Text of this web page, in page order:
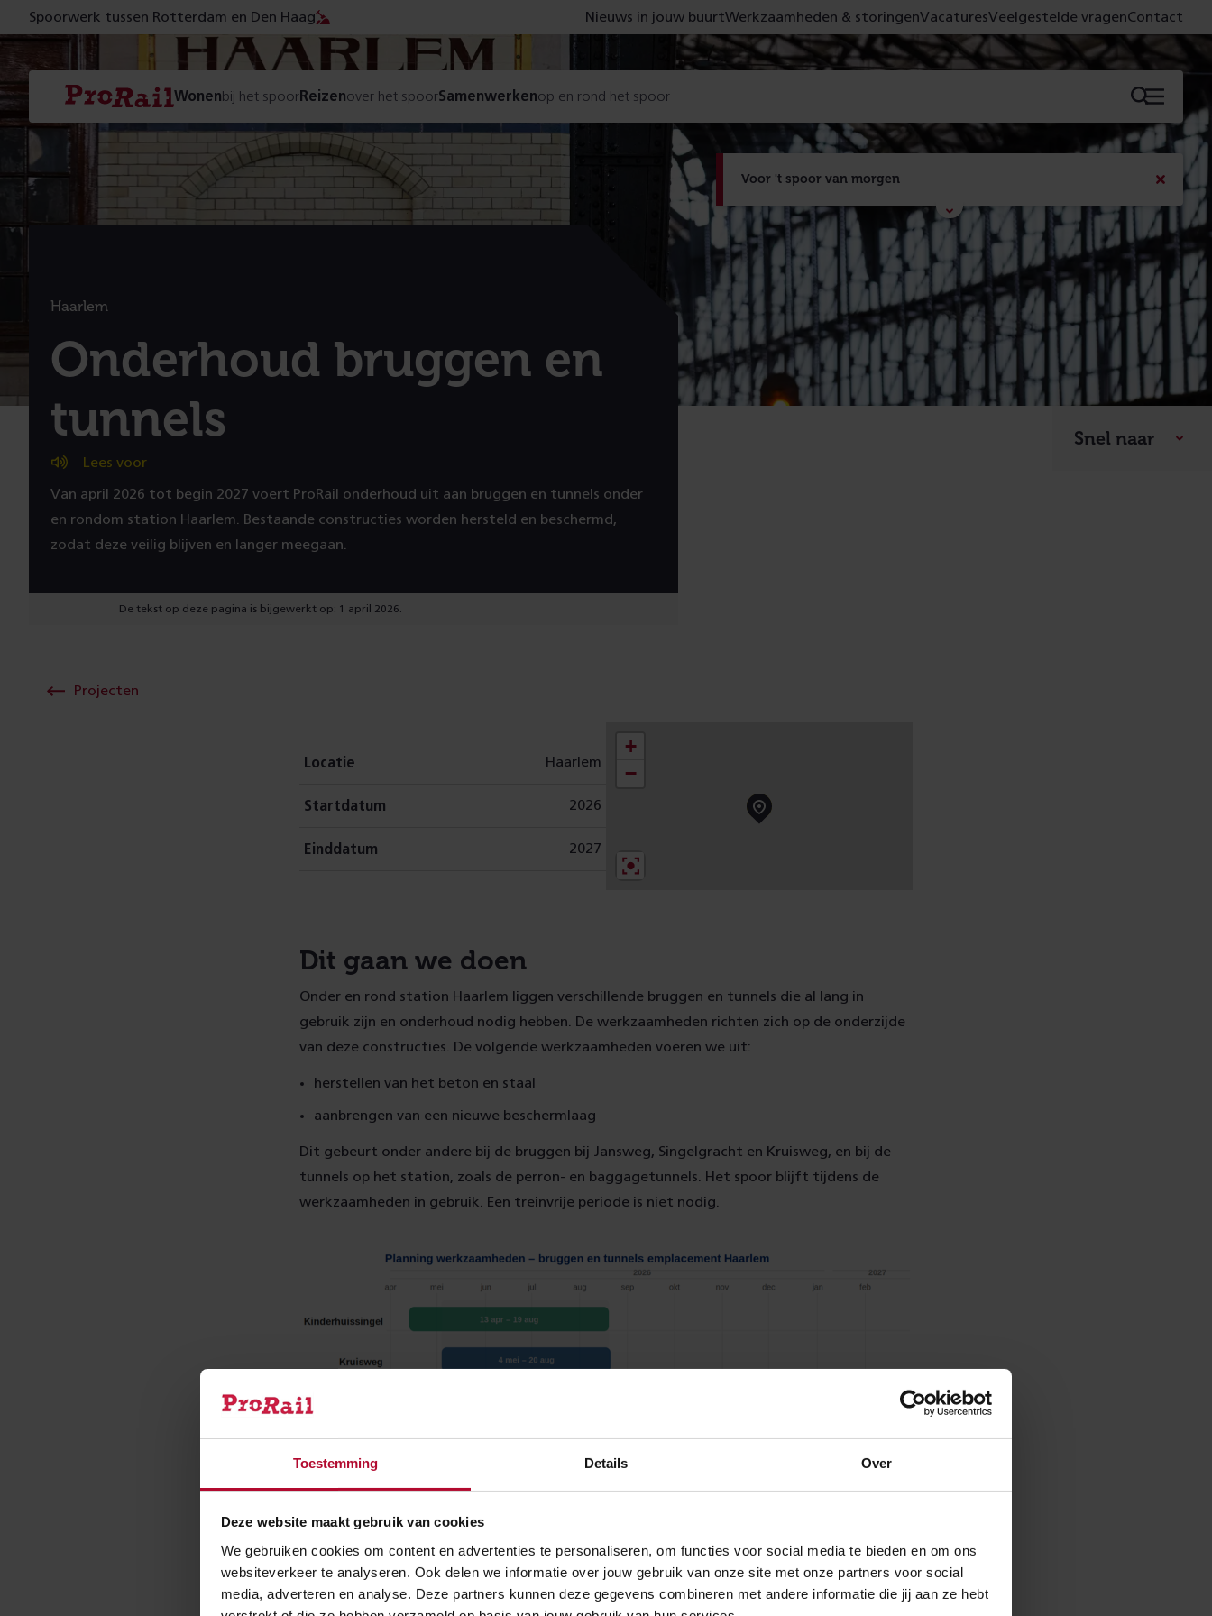
Toestemming Details Over
Deze website maakt gebruik van cookies
We gebruiken cookies om content en advertenties te personaliseren, om functies voor social media te bieden en om ons
websiteverkeer te analyseren. Ook delen we informatie over jouw gebruik van onze site met onze partners voor social
media, adverteren en analyse. Deze partners kunnen deze gegevens combineren met andere informatie die jij aan ze hebt
Voor 't spoor van morgen
Met de campagne 'Voor 't spoor naar morgen' laten
we zien wat er vandaag gebeurt en wat dat -
figuurlijk gezien - morgen oplevert.
Lees meer
sluiten
Spoorwerk tussen Rotterdam en Den Haag Nieuws in jouw buurtWerkzaamheden & storingenVacaturesVeelgestelde vragenContact
Navigatie
Homepage
ProRail
Wonenbij het spoorReizenover het spoorSamenwerkenop en rond het spoor Menu
Haarlem
:
Onderhoud bruggen en
tunnels
Lees voor
Van april 2026 tot begin 2027 voert ProRail onderhoud uit aan bruggen en tunnels onder
en rondom station Haarlem. Bestaande constructies worden hersteld en beschermd,
zodat deze veilig blijven en langer meegaan.
De tekst op deze pagina is bijgewerkt op: 1 april 2026.
Snel naar
Projecten
Locatie Haarlem
Startdatum 2026
Einddatum 2027
+
−
Dit gaan we doen
Onder en rond station Haarlem liggen verschillende bruggen en tunnels die al lang in
gebruik zijn en onderhoud nodig hebben. De werkzaamheden richten zich op de onderzijde
van deze constructies. De volgende werkzaamheden voeren we uit:
herstellen van het beton en staal
aanbrengen van een nieuwe beschermlaag
Dit gebeurt onder andere bij de bruggen bij Jansweg, Singelgracht en Kruisweg, en bij de
tunnels op het station, zoals de perron- en baggagetunnels. Het spoor blijft tijdens de
werkzaamheden in gebruik. Een treinvrije periode is niet nodig.
planning werkzaamheden bruggen en tunnels emplacement Haarlem